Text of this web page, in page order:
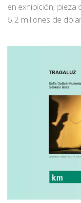
en exhibición, pieza
6,2 millones de